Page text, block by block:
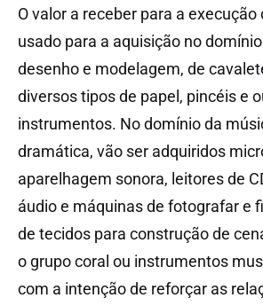
O valor a receber para a
usado para a aquisição no
desenho e modelagem, de
diversos tipos de papel, pincéis e
instrumentos. No domínio da
dramática, vão ser adquiridos
aparelhagem sonora, leitores de
áudio e máquinas de fotografar e
de tecidos para construção de
o grupo coral ou instrumentos
com a intenção de reforçar as